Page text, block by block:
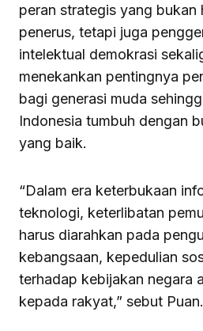
peran strategis yang bukan
penerus, tetapi juga
intelektual demokrasi
menekankan pentingnya
bagi generasi muda
Indonesia tumbuh dengan
yang baik.
“Dalam era keterbukaan
teknologi, keterlibatan
harus diarahkan pada
kebangsaan, kepedulian
terhadap kebijakan negara
kepada rakyat,” sebut Puan.